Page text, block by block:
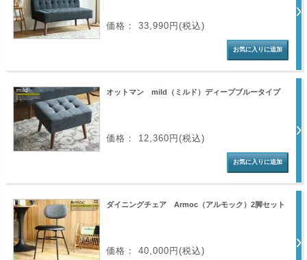
価格： 33,990円(税込)
オットマン mild（ミルド）ディープブルータイプ
価格： 12,360円(税込)
ダイニングチェア Armoc（アルモック）2脚セット
価格： 40,000円(税込)